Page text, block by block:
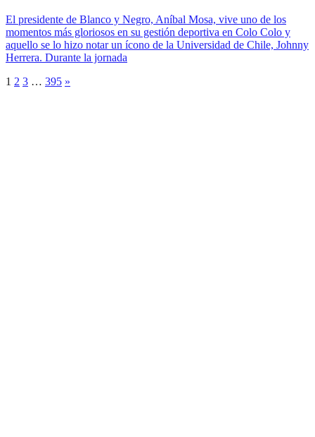
El presidente de Blanco y Negro, Aníbal Mosa, vive uno de los
momentos más gloriosos en su gestión deportiva en Colo Colo y
aquello se lo hizo notar un ícono de la Universidad de Chile, Johnny
Herrera. Durante la jornada
1 2 3 … 395 »